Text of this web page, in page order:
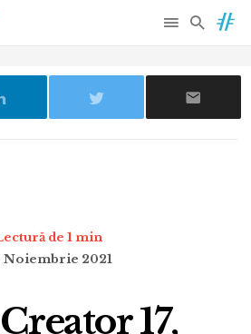
de 1 min
Noiembrie 2021
17,